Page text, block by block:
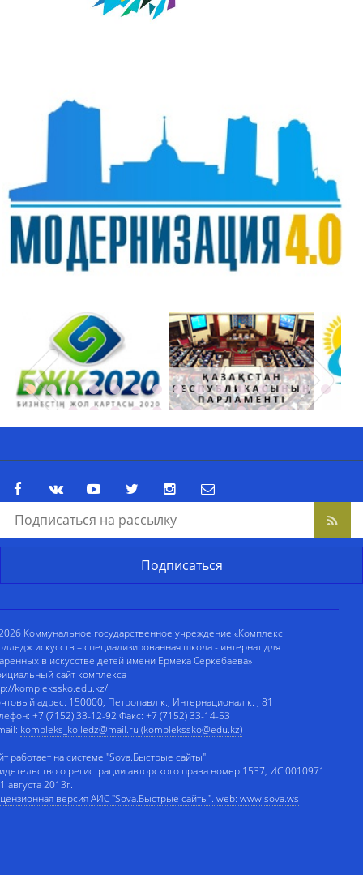
Коммунальное государственное учреждение «Комплекс
искусств – специализированная школа - интернат для
в искусстве детей имени Ермека Серкебаева»
сайт комплекса
komplekssko.edu.kz/
адрес: 150000, Петропавл к., Интернационал к. , 81
+7 (7152) 33-12-92 Факс: +7 (7152) 33-14-53
kompleks_kolledz@mail.ru (komplekssko@edu.kz)
работает на системе "Sova.Быстрые сайты".
о регистрации авторского права номер 1537, ИС 0010971
августа 2013г.
версия АИС "Sova.Быстрые сайты". web: www.sova.ws